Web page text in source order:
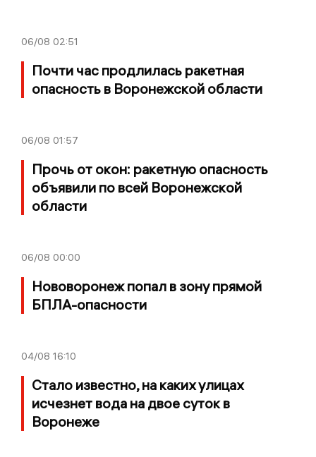
06/08 02:51
Почти час продлилась ракетная
опасность в Воронежской области
06/08 01:57
Прочь от окон: ракетную опасность
объявили по всей Воронежской
области
06/08 00:00
Нововоронеж попал в зону прямой
БПЛА-опасности
04/08 16:10
Стало известно, на каких улицах
исчезнет вода на двое суток в
Воронеже